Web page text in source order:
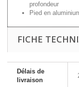
profondeur
Pied en
FICHE
Délais de
livraison